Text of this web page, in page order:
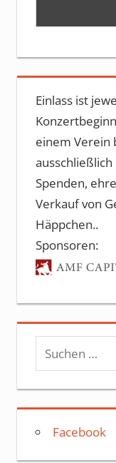
Einlass ist
einem Verein
Spenden,
Verkauf von
Häppchen..
Sponsoren:
Suchen
nach:
Facebook